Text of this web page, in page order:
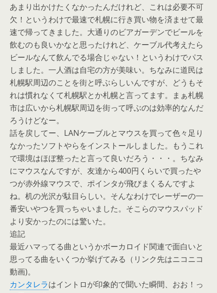
あまり出かけたくなかったんだけれど、これは必要不可
欠！というわけで最速で札幌に行き買い物を済ませて最
速で帰ってきました。大通りのビアガーデンでビールを
飲むのも良いかなと思ったけれど、ケーブル代考えたら
ビールなんて飲んでる場合じゃない！というわけでパス
しました。一人酒は自宅の方が美味い。ちなみに道民は
札幌駅周辺のことを街と呼ぶらしいんですが、どうもそ
れは慣れなくて札幌駅とか札幌と言ってます。まぁ札幌
市は広いから札幌駅周辺を街って呼ぶのは効率的なんだ
ろうけどなー。
話を戻してー、LANケーブルとマウスを買って色々足り
なかったソフトやらをインストールしました。もうこれ
で環境はほぼ整ったと言って良いだろう・・・。ちなみ
にマウスなんですが、友達から400円くらいで買ったや
つが赤外線マウスで、ポインタが飛びまくるんですよ
ね。机の光沢が駄目らしい。そんなわけでレーザーの一
番安いやつを買っちゃいました。そこらのマウスパッド
より安かったのには驚いた。
追記
最近ハマってる曲というかボーカロイド関連で面白いと
思ってる曲をいくつか挙げてみる（リンク先はニコニコ
動画)。
カンタレラはイントロが印象的で聞いた瞬間、おお！っ